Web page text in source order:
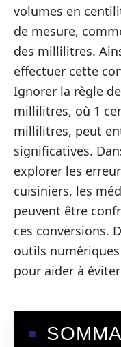
volumes en
de mesure,
des millilitres.
effectuer cette
Ignorer la règle
millilitres, où 1
millilitres, peut
significatives.
explorer les
cuisiniers, les
peuvent être
ces conversions.
outils
pour aider à